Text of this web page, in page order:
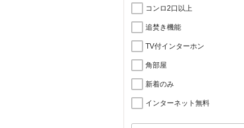
コンロ2口以上
追焚き機能
TV付インターホン
角部屋
新着のみ
インターネット無料